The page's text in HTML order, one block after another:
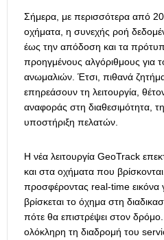
Σήμερα, με περισσότερα από
οχήματα, η συνεχής ροή
έως την απόδοση και τα
προηγμένους αλγόριθμους για
ανωμαλιών. Έτσι, πιθανά
επηρεάσουν τη λειτουργία,
αναφοράς στη διαθεσιμότητα,
υποστήριξη πελατών.
Η νέα λειτουργία GeoTrack
και στα οχήματα που
προσφέροντας real-time εικόνα
βρίσκεται το όχημα στη
πότε θα επιστρέψει στον
ολόκληρη τη διαδρομή του